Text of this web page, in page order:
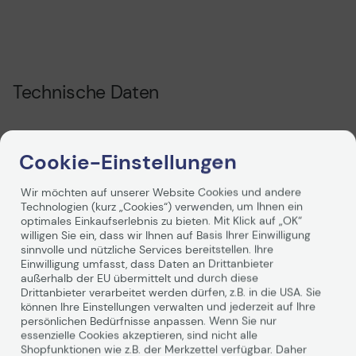
Technische Daten
Allgemein
Ricoh
Herst. Art. Nr.
406480
EAN
4961311037276
Hauptmerkmale
Produktbeschreibung
Ricoh - Hohe Ergiebigkeit
- Cyan - Original -
Tonerpatrone
Verbrauchsmaterialtyp
Tonerpatrone
Weiterlesen
Cookie-Einstellungen
Wir möchten auf unserer Website Cookies und andere
Technologien (kurz „Cookies“) verwenden, um Ihnen ein
optimales Einkaufserlebnis zu bieten. Mit Klick auf „OK“
willigen Sie ein, dass wir Ihnen auf Basis Ihrer Einwilligung
sinnvolle und nützliche Services bereitstellen. Ihre
Einwilligung umfasst, dass Daten an Drittanbieter
außerhalb der EU übermittelt und durch diese
Drittanbieter verarbeitet werden dürfen, z.B. in die USA. Sie
können Ihre Einstellungen verwalten und jederzeit auf Ihre
persönlichen Bedürfnisse anpassen. Wenn Sie nur
essenzielle Cookies akzeptieren, sind nicht alle
Shopfunktionen wie z.B. der Merkzettel verfügbar. Daher